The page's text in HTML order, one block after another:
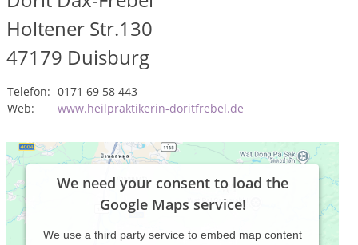
Holtener Str.130
47179 Duisburg
Telefon: 0171 69 58 443
Web:
www.heilpraktikerin-doritfrebel.de
We need your consent to load the
Google Maps service!
We use a third party service to embed map content